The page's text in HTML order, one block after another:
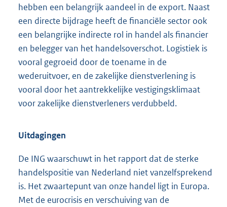
hebben een belangrijk aandeel in de export. Naast
een directe bijdrage heeft de financiële sector ook
een belangrijke indirecte rol in handel als financier
en belegger van het handelsoverschot. Logistiek is
vooral gegroeid door de toename in de
wederuitvoer, en de zakelijke dienstverlening is
vooral door het aantrekkelijke vestigingsklimaat
voor zakelijke dienstverleners verdubbeld.
Uitdagingen
De ING waarschuwt in het rapport dat de sterke
handelspositie van Nederland niet vanzelfsprekend
is. Het zwaartepunt van onze handel ligt in Europa.
Met de eurocrisis en verschuiving van de